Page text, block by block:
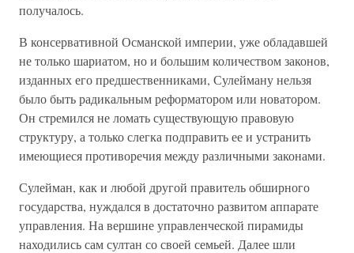
получалось.
В консервативной Османской империи, уже обладавшей
не только шариатом, но и большим количеством законов,
изданных его предшественниками, Сулейману нельзя
было быть радикальным реформатором или новатором.
Он стремился не ломать существующую правовую
структуру, а только слегка подправить ее и устранить
имеющиеся противоречия между различными законами.
Сулейман, как и любой другой правитель обширного
государства, нуждался в достаточно развитом аппарате
управления. На вершине управленческой пирамиды
находились сам султан со своей семьей. Далее шли